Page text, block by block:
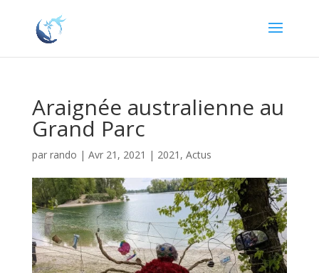
Araignée australienne au
Grand Parc
par rando | Avr 21, 2021 | 2021 , Actus